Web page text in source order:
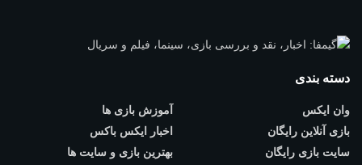
دسته بندی
وان ایکس
بازی آنلاین رایگان
سایت بازی رایگان
آموزش بازی ها
اخبار ایکس باکس
بهترین بازی و سایت ها